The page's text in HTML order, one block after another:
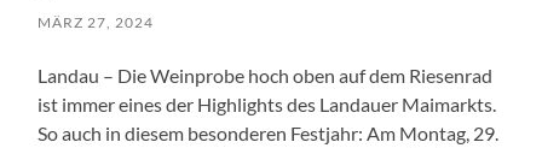
MÄRZ 27, 2024
Landau – Die Weinprobe hoch oben auf dem Riesenrad
ist immer eines der Highlights des Landauer Maimarkts.
So auch in diesem besonderen Festjahr: Am Montag, 29.